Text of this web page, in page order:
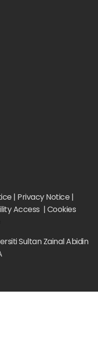
| Privacy Notice |
Access | Cookies
Sultan Zainal Abidin